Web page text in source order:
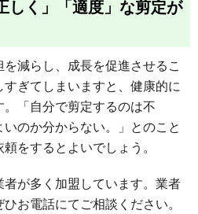
しく」「適度」な剪定が
減らし、成長を促進させるこ
ぎてしまいますと、健康的に
「自分で剪定するのは不
のか分からない。」とのこと
をするとよいでしょう。
が多く加盟しています。業者
お電話にてご相談ください。